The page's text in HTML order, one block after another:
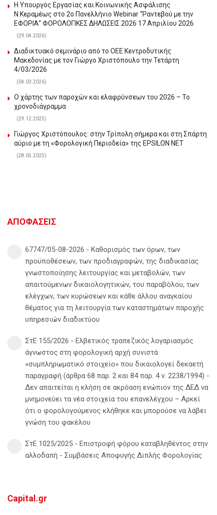
Η Υπουργός Εργασίας και Κοινωνικής Ασφάλισης
Ν.Κεραμέως στο 2o Πανελλήνιο Webinar “Ραντεβού με την
ΕΦΟΡΙΑ” ΦΟΡΟΛΟΓΙΚΕΣ ΔΗΛΩΣΕΙΣ 2026 17 Απριλίου 2026
(29.04.2026)
Διαδικτυακό σεμινάριο από το ΟΕΕ Κεντροδυτικής
Μακεδονίας με τον Γιώργο Χριστόπουλο την Τετάρτη
4/03/2026
(04.03.2026)
Ο χάρτης των παροχών και ελαφρύνσεων του 2026 – Το
χρονοδιάγραμμα
(29.12.2025)
Γιώργος Χριστόπουλος: στην Τρίπολη σήμερα και στη Σπάρτη
αύριο με τη «Φορολογική Περιοδεία» της EPSILON NET
(28.05.2025)
ΑΠΟΦΑΣΕΙΣ
67747/05-08-2026 - Καθορισμός των όρων, των
προϋποθέσεων, των προδιαγραφών, της διαδικασίας
γνωστοποίησης λειτουργίας και μεταβολών, των
απαιτούμενων δικαιολογητικών, του παραβόλου, των
ελέγχων, των κυρώσεων και κάθε άλλου αναγκαίου
θέματος για τη λειτουργία των καταστημάτων παροχής
υπηρεσιών διαδικτύου
ΣτΕ 155/2026 - Ελβετικός τραπεζικός λογαριασμός
άγνωστος στη φορολογική αρχή συνιστά
«συμπληρωματικό στοιχείο» που δικαιολογεί δεκαετή
παραγραφή (άρθρα 68 παρ. 2 και 84 παρ. 4 ν. 2238/1994) -
Δεν απαιτείται η κλήση σε ακρόαση ενώπιον της ΔΕΔ να
μνημονεύει τα νέα στοιχεία του επανελέγχου – Αρκεί
ότι ο φορολογούμενος κλήθηκε και μπορούσε να λάβει
γνώση του φακέλου
ΣτΕ 1025/2025 - Επιστροφή φόρου καταβληθέντος στην
αλλοδαπή - Συμβάσεις Αποφυγής Διπλής Φορολογίας
Capital.gr